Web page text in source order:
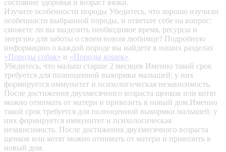
состояние здоровья и возраст вязки.
Изучите особенности породы Убедитесь, что хорошо изучили
особенности выбранной породы, и ответьте себе на вопрос:
сможете ли вы выделить необходимое время, ресурсы и
энергию для заботы о своем новом любимце? Подробную
информацию о каждой породе вы найдете в наших разделах
«Породы собак» и «Породы кошек».
Убедитесь, что малыш старше 2 месяцев Именно такой срок
требуется для полноценной выкормки малышей: у них
формируется иммунитет и психологическая независимость.
После достижения двухмесячного возраста щенков или котят
можно отнимать от матери и привозить в новый дом.Именно
такой срок требуется для полноценной выкормки малышей: у
них формируется иммунитет и психологическая
независимость. После достижения двухмесячного возраста
щенков или котят можно отнимать от матери и привозить в
новый дом.